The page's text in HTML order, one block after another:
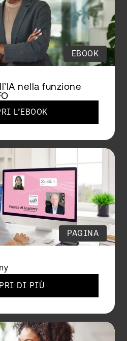
EBOOK
nella funzione
L’EBOOK
PAGINA
DI PIÙ